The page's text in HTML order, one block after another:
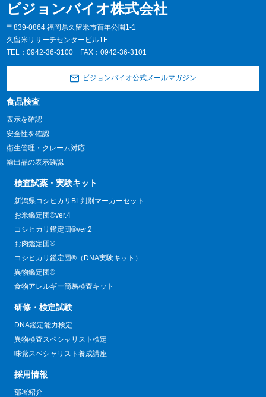
ビジョンバイオ株式会社
〒839-0864 福岡県久留米市百年公園1-1
久留米リサーチセンタービル1F
TEL：0942-36-3100 FAX：0942-36-3101
ビジョンバイオ公式メールマガジン
食品検査
表示を確認
安全性を確認
衛生管理・クレーム対応
輸出品の表示確認
検査試薬・実験キット
新潟県コシヒカリBL判別マーカーセット
お米鑑定団®ver.4
コシヒカリ鑑定団®ver.2
お肉鑑定団®
コシヒカリ鑑定団®（DNA実験キット）
異物鑑定団®
食物アレルギー簡易検査キット
研修・検定試験
DNA鑑定能力検定
異物検査スペシャリスト検定
味覚スペシャリスト養成講座
採用情報
部署紹介